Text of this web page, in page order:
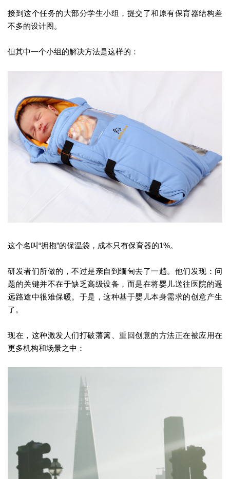
接到这个任务的大部分学生小组，提交了和原有保育器结构差
不多的设计图。
但其中一个小组的解决方法是这样的：
这个名叫“拥抱”的保温袋，成本只有保育器的1%。
研发者们所做的，不过是亲自到缅甸去了一趟。他们发现：问
题的关键并不在于缺乏高级设备，而是在将婴儿送往医院的遥
远路途中很难保暖。于是，这种基于婴儿本身需求的创意产生
了。
现在，这种激发人们打破藩篱、重回创意的方法正在被应用在
更多机构和场景之中：